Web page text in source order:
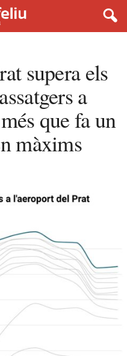
supera els
a
que fa un
màxims